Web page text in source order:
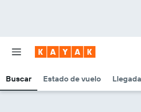
Buscar Estado de vuelo